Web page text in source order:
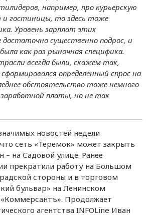
например, про курьерскую
и гостиницы, то здесь тоже
Уровень зарплат этих
существенно подрос, и
как раз рыночная специфика.
всегда были, скажем так,
определённый спрос на
обстоятельство тоже немного
заработной платы, но не так
новостей недели
сеть «Теремок» может закрыть
на Садовой улице. Ранее
прекратили работу на Большом
стороны и в торговом
бульвар» на Ленинском
Продолжает
агентства INFOLine Иван